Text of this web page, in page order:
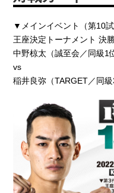
▼メインイベント（第10
王座決定トーナメント 決
中野椋太（誠至会／同級1
vs
稲井良弥（TARGET／同